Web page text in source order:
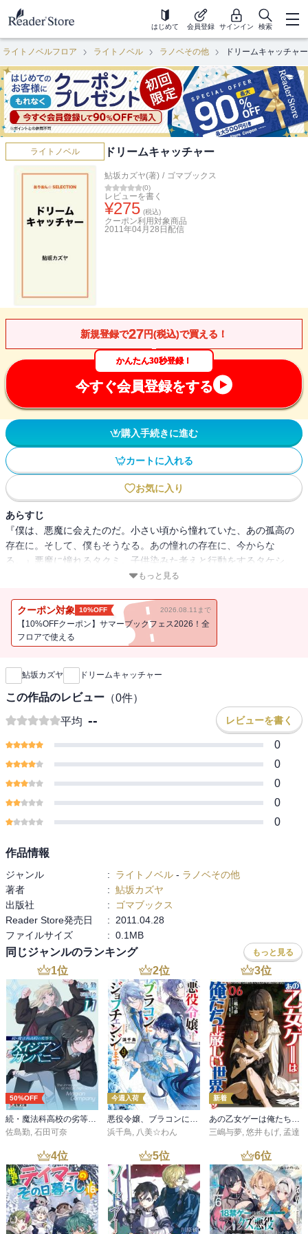
はじめて 会員登録 サインイン 検索
ライトノベルフロア ライトノベル ラノベその他 ドリームキャッチャー
ライトノベル ドリームキャッチャー
鮎坂カズヤ(著) / ゴマブックス
(0)
レビューを書く
¥275 (税込)
クーポン利用対象商品
2011年04月28日 配信
新規登録で27円(税込)で買える！
かんたん30秒登録！
今すぐ会員登録をする
購入手続きに進む
カートに入れる
お気に入り
あらすじ
『僕は、悪魔に会えたのだ。小さい頃から憧れていた、あの孤高の
存在に。そして、僕もそうなる。あの憧れの存在に、今からな
る。』悪魔に憧れるタクミ。子供染みた考えと行動をするタケシ。
すぐに暴力を振るうノブ。小心者のミツヒコ。男勝りのアキ。市街
生する。この物語は、その序章である。
もっと見る
クーポン対象 10%OFF 2026.08.11まで
【10%OFFクーポン】サマーブックフェス2026！全
フロアで使える
新刊通知
鮎坂カズヤ ドリームキャッチャー
この作品のレビュー （0件）
平均 -- レビューを書く
0
0
0
0
0
作品情報
ジャンル : ライトノベル - ラノベその他
著者
: 鮎坂カズヤ
出版社
:
ゴマブックス
Reader Store発売日
:
2011.04.28
ファイルサイズ
: 0.1MB
同じジャンルのランキング もっと見る
1位
50%OFF
続・魔法科高校の劣等生 メイジアン・カンパニー(11)
佐島勤, 石田可奈
2位
今週入荷
悪役令嬢、ブラコンにジョブチェンジします９【電子特典付き】
浜千鳥, 八美☆わん
3位
新着
あの乙女ゲーは俺たちに厳しい世界です 6
三嶋与夢, 悠井もげ, 孟達
4位 5位 6位